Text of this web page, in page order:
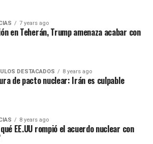
7 years ago
en Teherán, Trump amenaza acabar con
DESTACADOS 8 years ago
de pacto nuclear: Irán es culpable
8 years ago
EE.UU rompió el acuerdo nuclear con